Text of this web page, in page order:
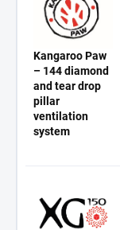
Kangaroo Paw
– 144 diamond
and tear drop
pillar
ventilation
system